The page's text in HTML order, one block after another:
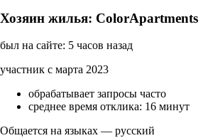
Хозяин жилья: ColorApartments
был на сайте: 5 часов назад
участник с марта 2023
обрабатывает запросы часто
среднее время отклика: 16 минут
Общается на языках — русский